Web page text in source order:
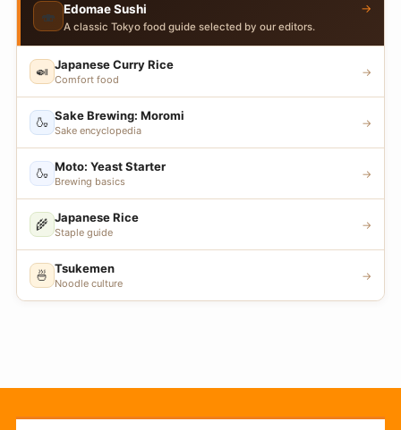
🍣 Edomae Sushi
A classic Tokyo food guide selected by our editors.
→
🍛 Japanese Curry Rice
Comfort food
→
🍶 Sake Brewing: Moromi
Sake encyclopedia
→
🍶 Moto: Yeast Starter
Brewing basics
→
🌾 Japanese Rice
Staple guide
→
🍜 Tsukemen
Noodle culture
→